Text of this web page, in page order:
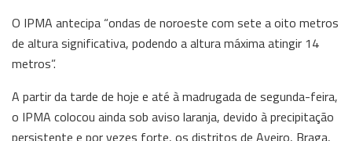
O IPMA antecipa “ondas de noroeste com sete a oito metros
de altura significativa, podendo a altura máxima atingir 14
metros”.
A partir da tarde de hoje e até à madrugada de segunda-feira,
o IPMA colocou ainda sob aviso laranja, devido à precipitação
persistente e por vezes forte, os distritos de Aveiro, Braga,